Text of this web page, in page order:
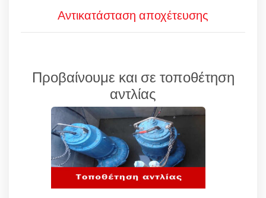
Αντικατάσταση αποχέτευσης
Προβαίνουμε και σε τοποθέτηση
αντλίας